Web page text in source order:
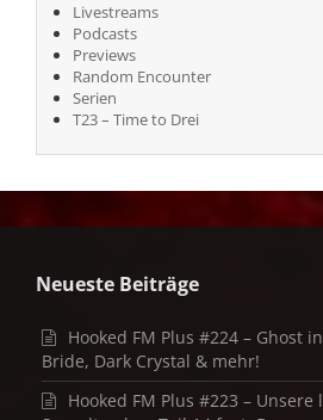
Livestreams
Podcasts
Previews
Random Encounter
Serien
T23 – Time to Drei
Neueste Beiträge
Hooked FM Plus #224 – Ghost
Bride, Dark Crystal & mehr!
Hooked FM Plus #223 –